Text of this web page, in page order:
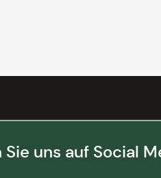
Sie uns auf Social